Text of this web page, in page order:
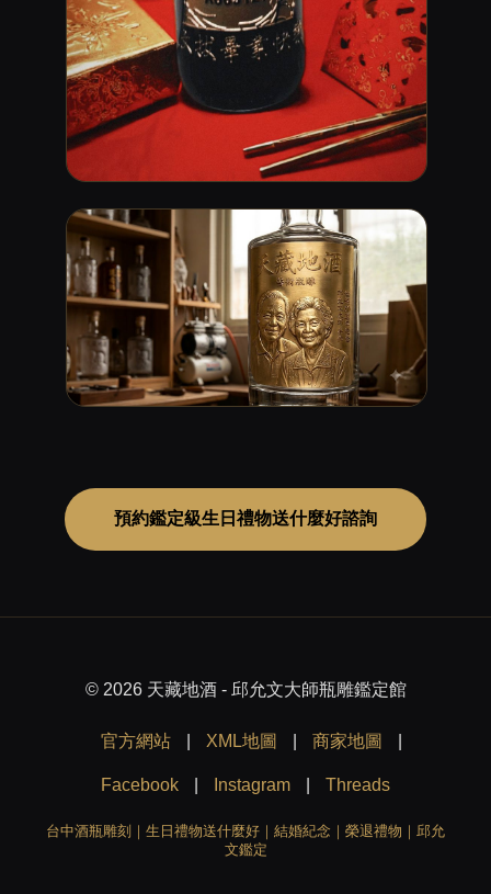
預約鑑定級生日禮物送什麼好諮詢
© 2026 天藏地酒 - 邱允文大師瓶雕鑑定館
官方網站 XML地圖 商家地圖
Facebook Instagram Threads
台中酒瓶雕刻｜生日禮物送什麼好｜結婚紀念｜榮退禮物｜邱允
文鑑定